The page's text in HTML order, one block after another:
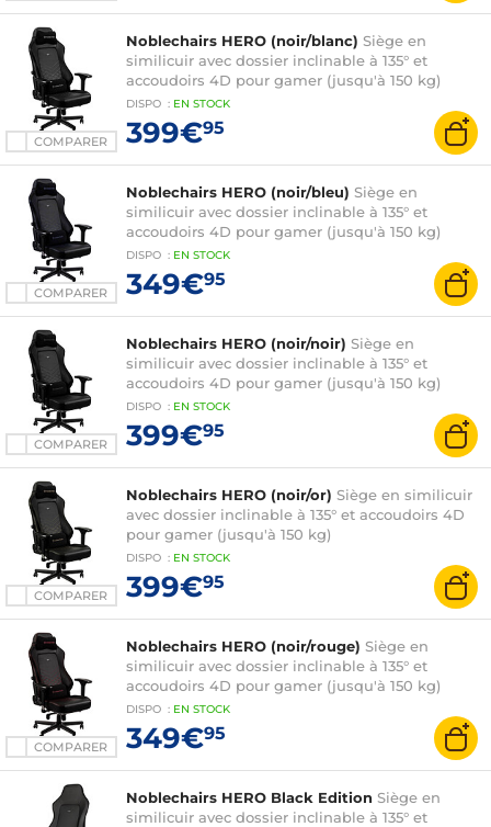
COMPARER
Noblechairs HERO (noir/blanc) Siège en
similicuir avec dossier inclinable à 135° et
accoudoirs 4D pour gamer (jusqu'à 150 kg)
DISPO : EN STOCK
399€95
COMPARER
Noblechairs HERO (noir/bleu) Siège en
similicuir avec dossier inclinable à 135° et
accoudoirs 4D pour gamer (jusqu'à 150 kg)
DISPO : EN STOCK
349€95
COMPARER
Noblechairs HERO (noir/noir) Siège en
similicuir avec dossier inclinable à 135° et
accoudoirs 4D pour gamer (jusqu'à 150 kg)
DISPO : EN STOCK
399€95
COMPARER
Noblechairs HERO (noir/or) Siège en similicuir
avec dossier inclinable à 135° et accoudoirs 4D
pour gamer (jusqu'à 150 kg)
DISPO : EN STOCK
399€95
COMPARER
Noblechairs HERO (noir/rouge) Siège en
similicuir avec dossier inclinable à 135° et
accoudoirs 4D pour gamer (jusqu'à 150 kg)
DISPO : EN STOCK
349€95
Noblechairs HERO Black Edition Siège en
similicuir avec dossier inclinable à 135° et